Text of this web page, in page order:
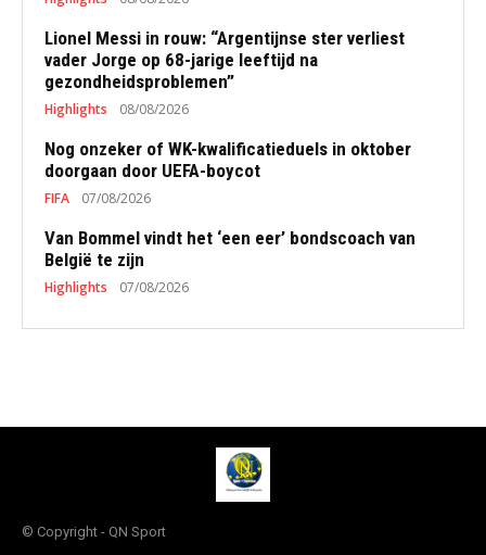
Lionel Messi in rouw: “Argentijnse ster verliest
vader Jorge op 68-jarige leeftijd na
gezondheidsproblemen”
Highlights 08/08/2026
Nog onzeker of WK-kwalificatieduels in oktober
doorgaan door UEFA-boycot
FIFA 07/08/2026
Van Bommel vindt het ‘een eer’ bondscoach van
België te zijn
Highlights 07/08/2026
© Copyright - QN Sport